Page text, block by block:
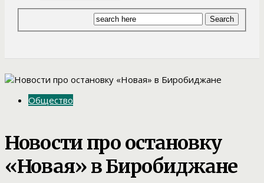
Общество
Новости про остановку
«Новая» в Биробиджане